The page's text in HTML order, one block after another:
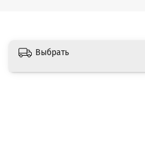
Выбрать